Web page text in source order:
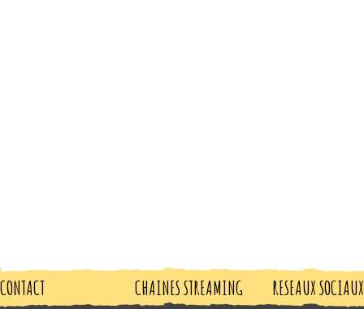
CONTACT CHAINES STREAMING RESEAUX SOCIAUX